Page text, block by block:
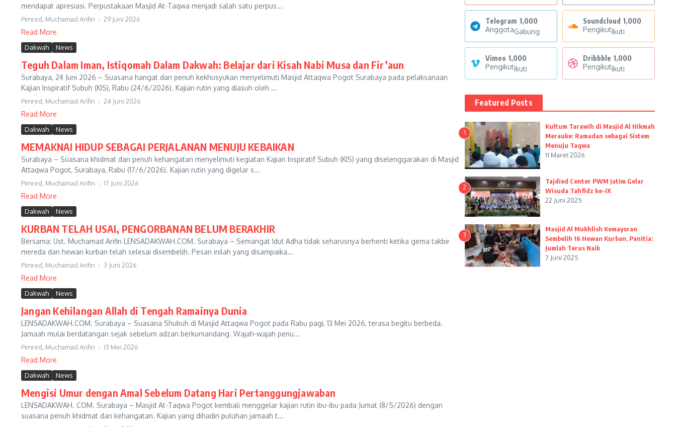
mendapat apresiasi. Perpustakaan Masjid At-Taqwa menjadi salah satu perpus...
Pimred, Muchamad Arifin 29 Juni 2026
Read More
Dakwah News
Teguh Dalam Iman, Istiqomah Dalam Dakwah: Belajar dari Kisah Nabi Musa dan Fir’aun
Surabaya, 24 Juni 2026 – Suasana hangat dan penuh kekhusyukan menyelimuti Masjid Attaqwa Pogot Surabaya pada pelaksanaan
Kajian Inspiratif Subuh (KIS), Rabu (24/6/2026). Kajian rutin yang diasuh oleh ...
Pimred, Muchamad Arifin 24 Juni 2026
Read More
Dakwah News
MEMAKNAI HIDUP SEBAGAI PERJALANAN MENUJU KEBAIKAN
Surabaya – Suasana khidmat dan penuh kehangatan menyelimuti kegiatan Kajian Inspiratif Subuh (KIS) yang diselenggarakan di Masjid
Attaqwa Pogot, Surabaya, Rabu (17/6/2026). Kajian rutin yang digelar s...
Pimred, Muchamad Arifin 17 Juni 2026
Read More
Dakwah News
KURBAN TELAH USAI, PENGORBANAN BELUM BERAKHIR
Bersama: Ust. Muchamad Arifin LENSADAKWAH.COM. Surabaya – Semangat Idul Adha tidak seharusnya berhenti ketika gema takbir
mereda dan hewan kurban telah selesai disembelih. Pesan inilah yang disampaika...
Pimred, Muchamad Arifin 3 Juni 2026
Read More
Dakwah News
Jangan Kehilangan Allah di Tengah Ramainya Dunia
LENSADAKWAH.COM. Surabaya – Suasana Shubuh di Masjid Attaqwa Pogot pada Rabu pagi, 13 Mei 2026, terasa begitu berbeda.
Jamaah mulai berdatangan sejak sebelum adzan berkumandang. Wajah-wajah penu...
Pimred, Muchamad Arifin 13 Mei 2026
Read More
Dakwah News
Mengisi Umur dengan Amal Sebelum Datang Hari Pertanggungjawaban
LENSADAKWAH. COM. Surabaya – Masjid At-Taqwa Pogot kembali menggelar kajian rutin ibu-ibu pada Jumat (8/5/2026) dengan
suasana penuh khidmat dan kehangatan. Kajian yang dihadiri puluhan jamaah t...
Telegram 1,000
AnggotaGabung
Soundcloud 1,000
PengikutIkuti
Vimeo 1,000
PengikutIkuti
Dribbble 1,000
PengikutIkuti
Featured Posts
1
Kultum Tarawih di Masjid Al Hikmah
Merauke: Ramadan sebagai Sistem
Menuju Taqwa
11 Maret 2026
2
Tajdied Center PWM Jatim Gelar
Wisuda Tahfidz ke-IX
22 Juni 2025
3
Masjid Al Mukhlish Kemayoran
Sembelih 16 Hewan Kurban, Panitia:
Jumlah Terus Naik
7 Juni 2025